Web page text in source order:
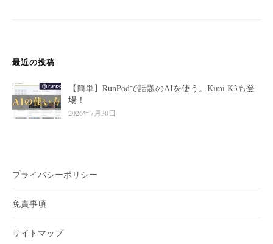
最近の投稿
【簡単】RunPodで話題のAIを使う。Kimi K3も登
場！
2026年7月30日
プライバシーポリシー
免責事項
サイトマップ